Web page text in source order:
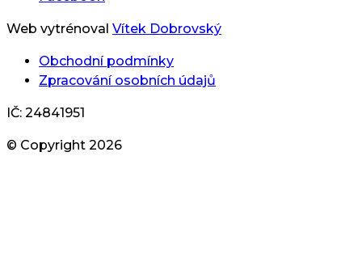
Web vytrénoval Vítek Dobrovský
Obchodní podmínky
Zpracování osobních údajů
IČ: 24841951
© Copyright 2026